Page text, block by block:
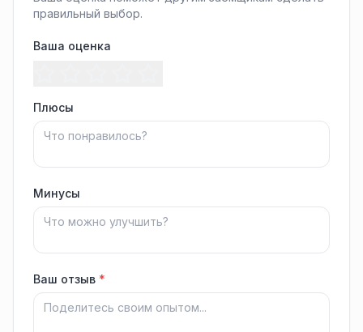
правильный выбор.
Ваша оценка
Плюсы
Минусы
Ваш отзыв *